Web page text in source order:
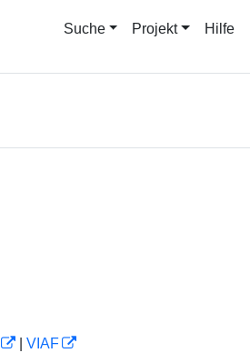
Suche Projekt Hilfe
VIAF